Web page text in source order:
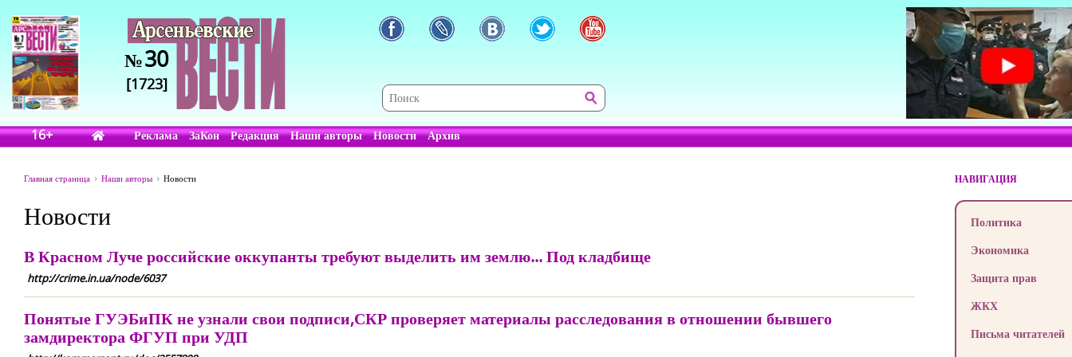
№30
[1723]
16+ Реклама ЗаКон Редакция Наши авторы Новости Архив
Главная страница Наши авторы Новости
Новости
В Красном Луче российские оккупанты требуют выделить им землю... Под кладбище
http://crime.in.ua/node/6037
Понятые ГУЭБиПК не узнали свои подписи,СКР проверяет материалы расследования в отношении бывшего
замдиректора ФГУП при УДП
НАВИГАЦИЯ
Политика
Экономика
Защита прав
ЖКХ
Письма читателей